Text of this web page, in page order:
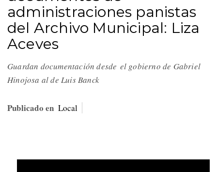
administraciones panistas
del Archivo Municipal: Liza
Aceves
Guardan documentación desde el gobierno de Gabriel
Hinojosa al de Luis Banck
Publicado en Local